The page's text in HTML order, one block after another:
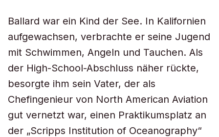
Ballard war ein Kind der See. In Kalifornien
aufgewachsen, verbrachte er seine Jugend
mit Schwimmen, Angeln und Tauchen. Als
der High-School-Abschluss näher rückte,
besorgte ihm sein Vater, der als
Chefingenieur von North American Aviation
gut vernetzt war, einen Praktikumsplatz an
der „Scripps Institution of Oceanography“